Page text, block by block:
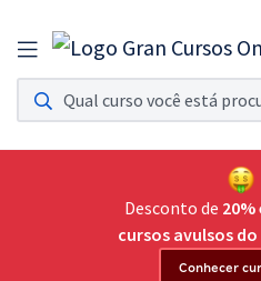
Assinatura Ilimitada 11
Acesso a todos os cursos. Teste grátis por
Assinatura OAB Até Passar
Acesso ilimitado a toda preparação para
Desconto de
cursos avulsos do
Conhecer